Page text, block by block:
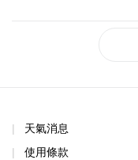
天氣消息
使用條款